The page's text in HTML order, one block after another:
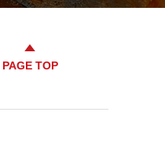
PAGE TOP